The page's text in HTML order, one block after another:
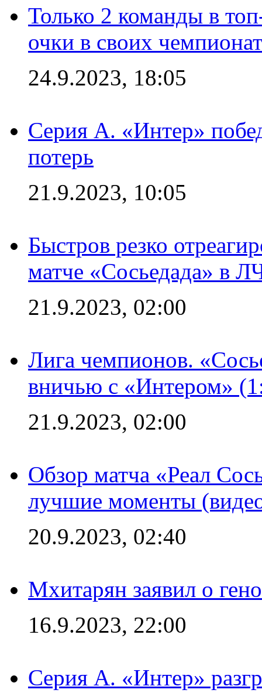
Только 2 команды в
очки в своих
24.9.2023, 18:05
Серия А. «Интер»
потерь
21.9.2023, 10:05
Быстров резко
матче «Сосьедада» в
21.9.2023, 02:00
Лига чемпионов.
вничью с «Интером»
21.9.2023, 02:00
Обзор матча «Реал
лучшие моменты
20.9.2023, 02:40
Мхитарян заявил о
16.9.2023, 22:00
Серия А. «Интер»